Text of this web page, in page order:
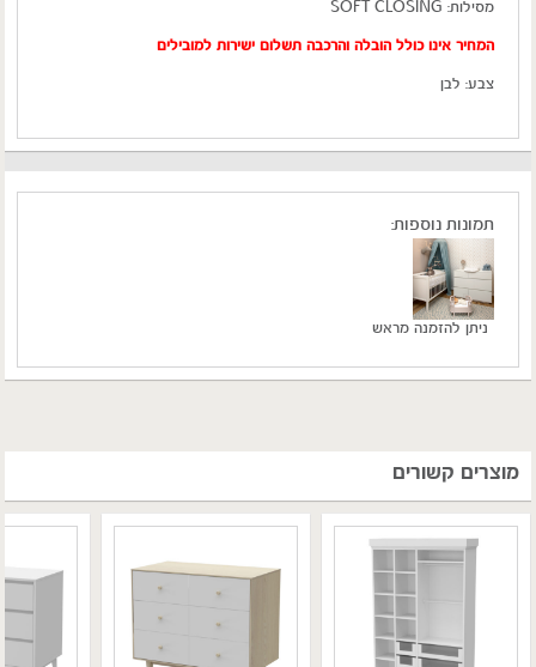
מסילות: SOFT CLOSING
המחיר אינו כולל הובלה והרכבה תשלום ישירות למובילים
צבע: לבן
תמונות נוספות:
ניתן להזמנה מראש
מוצרים קשורים